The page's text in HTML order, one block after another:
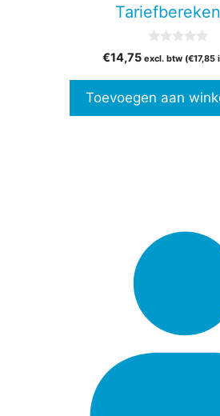
v
5
€14,75 excl. btw (€17,85
Toevoegen aan